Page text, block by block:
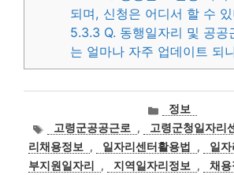
되며, 신청은 어디서 할 수
5.3.3 Q. 동행일자리 및 공공
는 얼마나 자주 업데이트 되
카
테
고
리
정보
태
그
고령군공공근로 , 고령군청일자리
리채용정보
, 일자리센터활용법 , 일자
부지원일자리
, 지역일자리정보 , 채용